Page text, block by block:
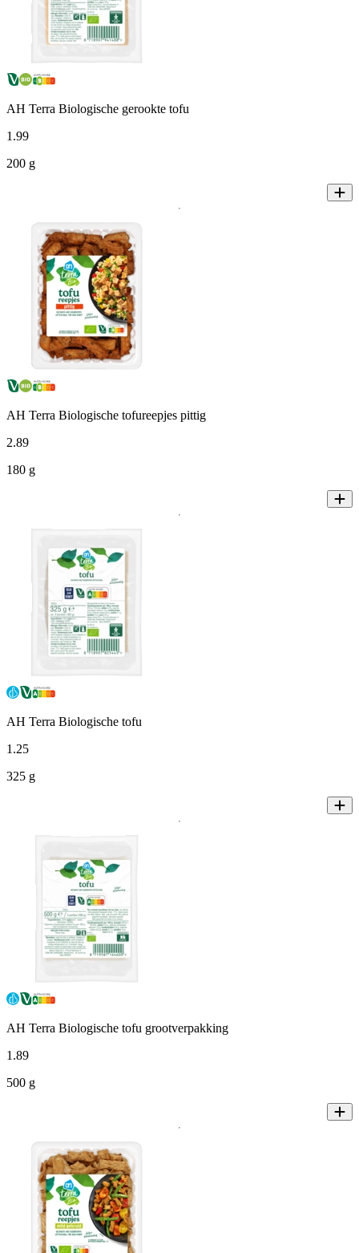
AH Terra Biologische gerookte tofu
1.99
200 g
AH Terra Biologische tofureepjes pittig
2.89
180 g
AH Terra Biologische tofu
1.25
325 g
AH Terra Biologische tofu grootverpakking
1.89
500 g